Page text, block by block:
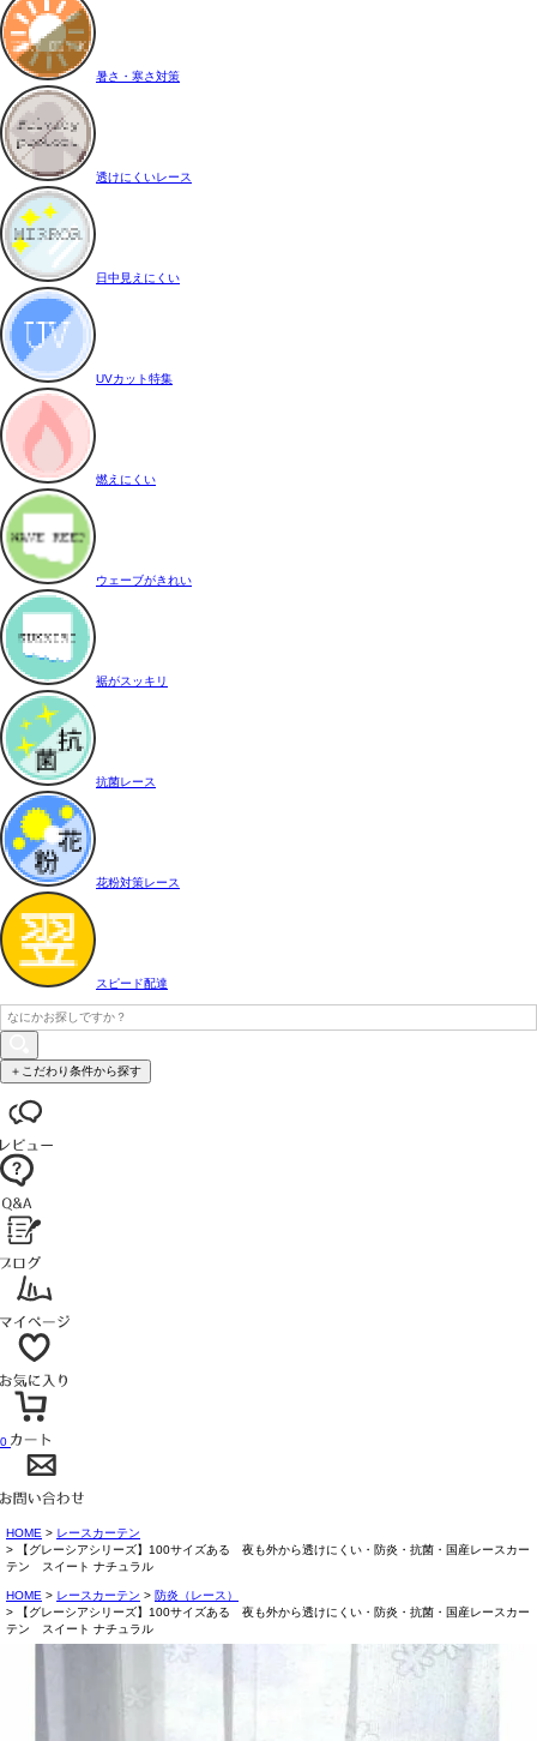
暑さ・寒さ対策
透けにくいレース
日中見えにくい
UVカット特集
燃えにくい
ウェーブがきれい
裾がスッキリ
抗菌レース
花粉対策レース
スピード配達
＋こだわり条件から探す
0
HOME
レースカーテン
【グレーシアシリーズ】100サイズある 夜も外から透けにくい・防炎・抗菌・国産レースカー
テン スイート ナチュラル
HOME レースカーテン
防炎（レース）
【グレーシアシリーズ】100サイズある 夜も外から透けにくい・防炎・抗菌・国産レースカー
テン スイート ナチュラル